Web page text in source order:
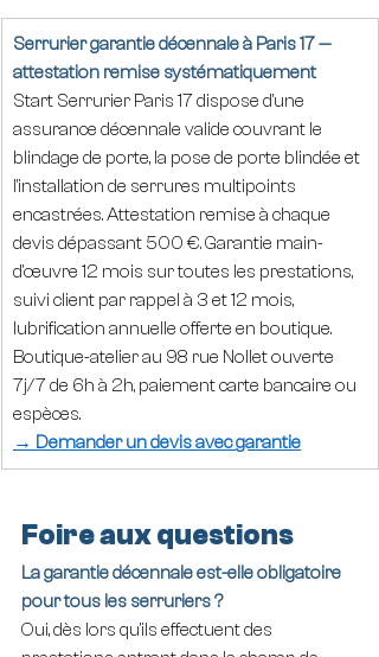
Serrurier garantie décennale à Paris 17 —
attestation remise systématiquement
Start Serrurier Paris 17 dispose d'une
assurance décennale valide couvrant le
blindage de porte, la pose de porte blindée et
l'installation de serrures multipoints
encastrées. Attestation remise à chaque
devis dépassant 500 €. Garantie main-
d'œuvre 12 mois sur toutes les prestations,
suivi client par rappel à 3 et 12 mois,
lubrification annuelle offerte en boutique.
Boutique-atelier au 98 rue Nollet ouverte
7j/7 de 6h à 2h, paiement carte bancaire ou
espèces.
→ Demander un devis avec garantie
Foire aux questions
La garantie décennale est-elle obligatoire
pour tous les serruriers ?
Oui, dès lors qu'ils effectuent des